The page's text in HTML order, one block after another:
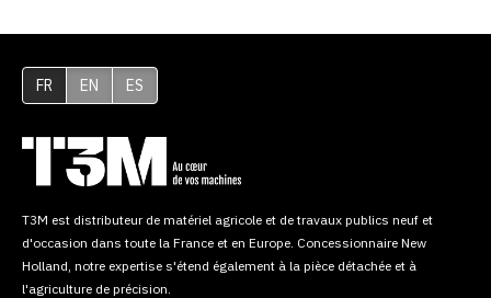
FR EN ES
T3M est distributeur de matériel agricole et de travaux publics neuf et
d'occasion dans toute la France et en Europe. Concessionnaire New
Holland, notre expertise s'étend également à la pièce détachée et à
l'agriculture de précision.